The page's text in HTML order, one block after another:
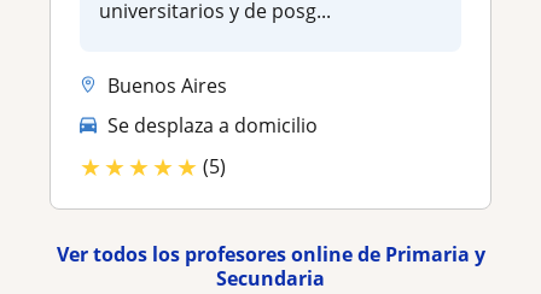
universitarios y de posg...
Buenos Aires
Se desplaza a domicilio
★★★★★ (5)
Ver todos los profesores online de Primaria y
Secundaria